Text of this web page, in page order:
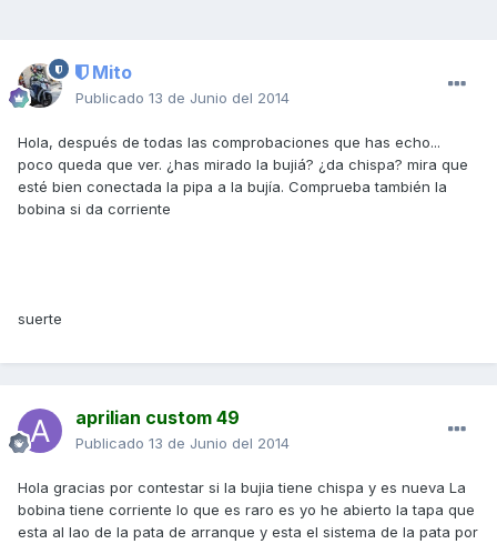
Mito
Publicado 13 de Junio del 2014
Hola, después de todas las comprobaciones que has echo...
poco queda que ver. ¿has mirado la bujiá? ¿da chispa? mira que
esté bien conectada la pipa a la bujía. Comprueba también la
bobina si da corriente
suerte
aprilian custom 49
Publicado 13 de Junio del 2014
Hola gracias por contestar si la bujia tiene chispa y es nueva La
bobina tiene corriente lo que es raro es yo he abierto la tapa que
esta al lao de la pata de arranque y esta el sistema de la pata por